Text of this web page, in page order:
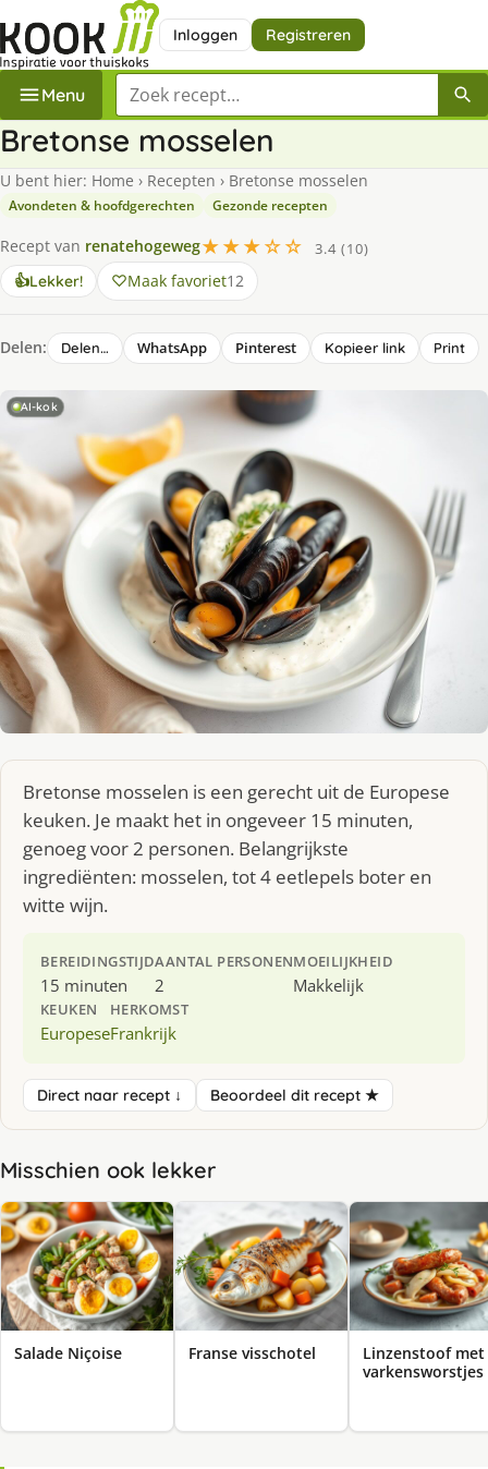
Inloggen Registreren
Menu Zoek een recept
Bretonse mosselen
U bent hier: Home › Recepten › Bretonse mosselen
Avondeten & hoofdgerechten Gezonde recepten
Recept van renatehogeweg★★★☆☆
3.4 (10)
👍Lekker! Maak favoriet12
Delen: Delen… WhatsApp Pinterest Kopieer link Print
AI-kok
Bretonse mosselen is een gerecht uit de Europese
keuken. Je maakt het in ongeveer 15 minuten,
genoeg voor 2 personen. Belangrijkste
ingrediënten: mosselen, tot 4 eetlepels boter en
witte wijn.
BEREIDINGSTIJD
15 minuten
AANTAL PERSONEN
2
MOEILIJKHEID
Makkelijk
KEUKEN
Europese
HERKOMST
Frankrijk
Direct naar recept ↓ Beoordeel dit recept ★
Misschien ook lekker
Salade Niçoise Franse visschotel
Linzenstoof met
varkensworstjes